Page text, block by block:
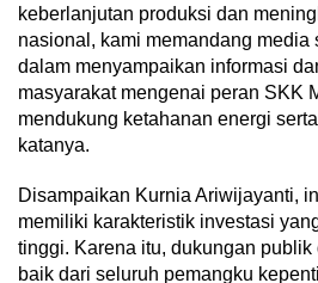
keberlanjutan produksi dan
nasional, kami memandang media
dalam menyampaikan informasi
masyarakat mengenai peran SKK
mendukung ketahanan energi
katanya.
Disampaikan Kurnia Ariwijayanti,
memiliki karakteristik investasi
tinggi. Karena itu, dukungan
baik dari seluruh pemangku